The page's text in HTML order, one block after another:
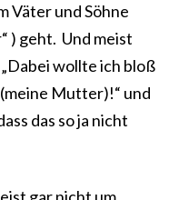
Väter und Söhne
) geht. Und meist
wollte ich bloß
Mutter)!“ und
das so ja nicht